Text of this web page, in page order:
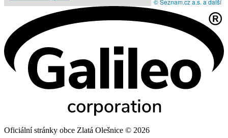
© Seznam.cz a.s. a další
Oficiální stránky obce Zlatá Olešnice © 2026